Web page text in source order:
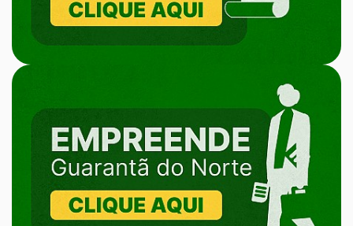
Banner
Guarantã
Norte